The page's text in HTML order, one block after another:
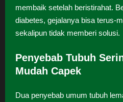
membaik setelah beristirahat.
diabetes, gejalanya bisa terus-
sekalipun tidak memberi solusi.
Penyebab Tubuh
Mudah Capek
Dua penyebab umum tubuh